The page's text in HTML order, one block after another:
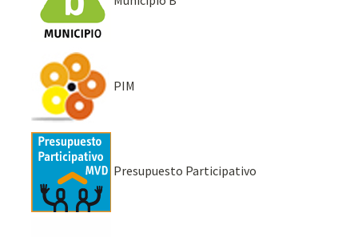
PIM
Presupuesto Participativo